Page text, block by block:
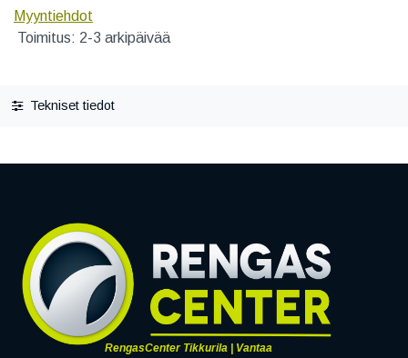
Myyntiehdot
Toimitus: 2-3 arkipäivää
Tekniset tiedot
RengasCenter Tikkurila | Vantaa